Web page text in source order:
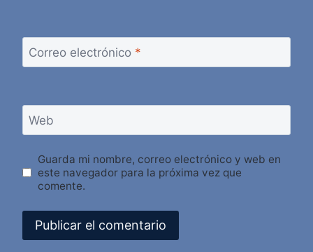
Correo electrónico *
Web
Guarda mi nombre, correo electrónico y web en
este navegador para la próxima vez que
comente.